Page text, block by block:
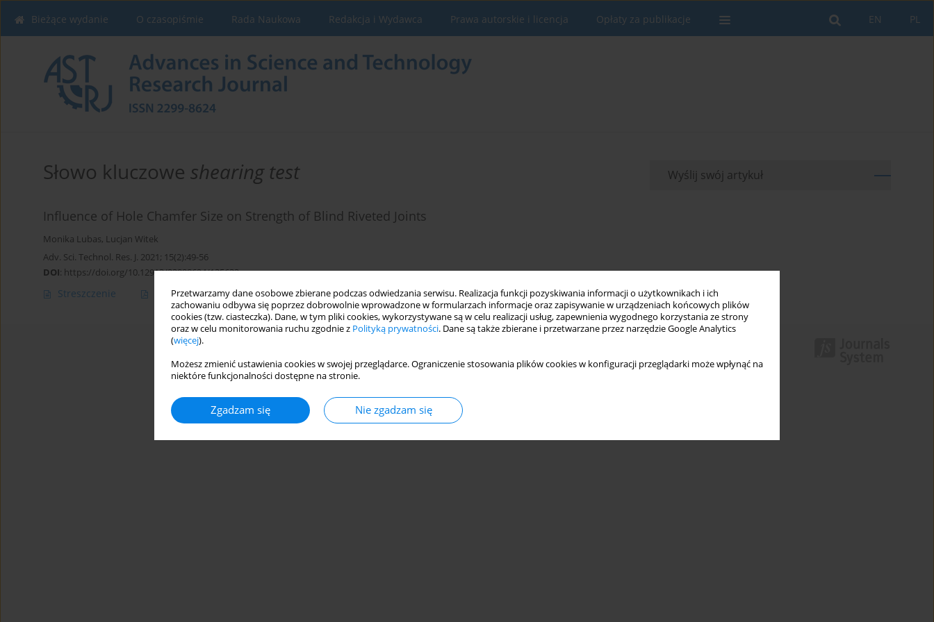
Przetwarzamy dane osobowe zbierane podczas odwiedzania serwisu. Realizacja funkcji pozyskiwania informacji o użytkownikach i ich
zachowaniu odbywa się poprzez dobrowolnie wprowadzone w formularzach informacje oraz zapisywanie w urządzeniach końcowych plików
cookies (tzw. ciasteczka). Dane, w tym pliki cookies, wykorzystywane są w celu realizacji usług, zapewnienia wygodnego korzystania ze strony
oraz w celu monitorowania ruchu zgodnie z Polityką prywatności. Dane są także zbierane i przetwarzane przez narzędzie Google Analytics
(więcej).
Możesz zmienić ustawienia cookies w swojej przeglądarce. Ograniczenie stosowania plików cookies w konfiguracji przeglądarki może wpłynąć na
niektóre funkcjonalności dostępne na stronie.
Zgadzam się Nie zgadzam się
PL
EN
Bieżące wydanie O czasopiśmie Rada Naukowa Redakcja i Wydawca Prawa autorskie i licencja Opłaty za publikacje
Słowo kluczowe shearing test
Influence of Hole Chamfer Size on Strength of Blind Riveted Joints
Monika Lubas, Lucjan Witek
Adv. Sci. Technol. Res. J. 2021; 15(2):49-56
DOI: https://doi.org/10.12913/22998624/135632
Streszczenie Artykuł(PDF) Statystyki
Wyślij swój artykuł